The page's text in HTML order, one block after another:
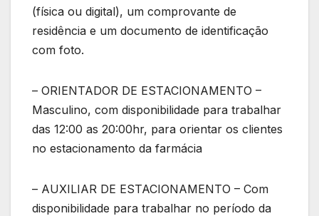
(física ou digital), um comprovante de
residência e um documento de identificação
com foto.
– ORIENTADOR DE ESTACIONAMENTO –
Masculino, com disponibilidade para trabalhar
das 12:00 as 20:00hr, para orientar os clientes
no estacionamento da farmácia
– AUXILIAR DE ESTACIONAMENTO – Com
disponibilidade para trabalhar no período da